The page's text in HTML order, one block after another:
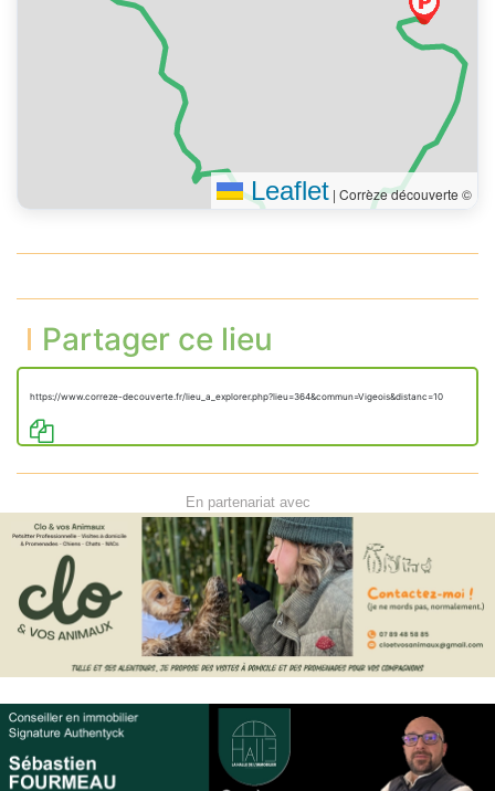
destination, sur la droite
0 m
Leaflet | Corrèze découverte ©
Partager ce lieu
https://www.correze-decouverte.fr/lieu_a_explorer.php?lieu=364&commun=Vigeois&distanc=10
En partenariat avec